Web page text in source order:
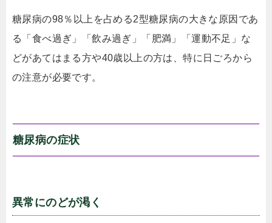
糖尿病の98％以上を占める2型糖尿病の大きな原因であ
る「食べ過ぎ」「飲み過ぎ」「肥満」「運動不足」な
どがあてはまる方や40歳以上の方は、特に日ごろから
の注意が必要です。
糖尿病の症状
異常にのどが渇く